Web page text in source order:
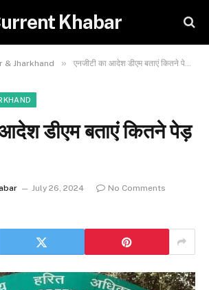
Khabar
& Jharkhand » एनजीटी का आदेश डीएम बताएं कितने पेड़ कटे
डीएम बताएं कितने पेड़
July 26, 2024
No Comments